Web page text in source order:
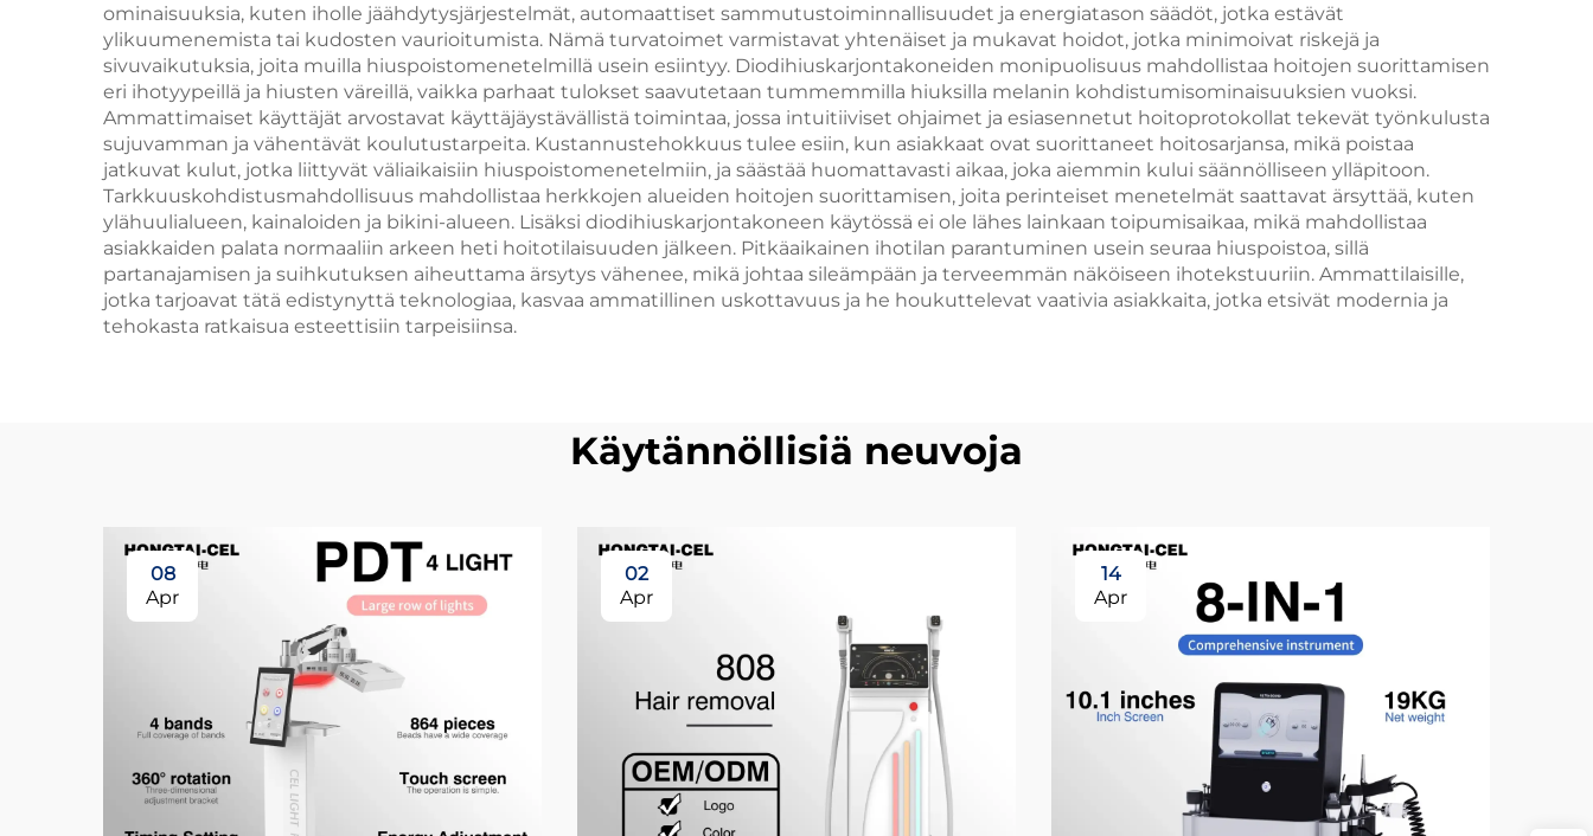
ominaisuuksia, kuten iholle jäähdytysjärjestelmät, automaattiset sammutustoiminnallisuudet ja energiatason säädöt, jotka estävät
ylikuumenemista tai kudosten vaurioitumista. Nämä turvatoimet varmistavat yhtenäiset ja mukavat hoidot, jotka minimoivat riskejä ja
sivuvaikutuksia, joita muilla hiuspoistomenetelmillä usein esiintyy. Diodihiuskarjontakoneiden monipuolisuus mahdollistaa hoitojen suorittamisen
eri ihotyypeillä ja hiusten väreillä, vaikka parhaat tulokset saavutetaan tummemmilla hiuksilla melanin kohdistumisominaisuuksien vuoksi.
Ammattimaiset käyttäjät arvostavat käyttäjäystävällistä toimintaa, jossa intuitiiviset ohjaimet ja esiasennetut hoitoprotokollat tekevät työnkulusta
sujuvamman ja vähentävät koulutustarpeita. Kustannustehokkuus tulee esiin, kun asiakkaat ovat suorittaneet hoitosarjansa, mikä poistaa
jatkuvat kulut, jotka liittyvät väliaikaisiin hiuspoistomenetelmiin, ja säästää huomattavasti aikaa, joka aiemmin kului säännölliseen ylläpitoon.
Tarkkuuskohdistusmahdollisuus mahdollistaa herkkojen alueiden hoitojen suorittamisen, joita perinteiset menetelmät saattavat ärsyttää, kuten
ylähuulialueen, kainaloiden ja bikini-alueen. Lisäksi diodihiuskarjontakoneen käytössä ei ole lähes lainkaan toipumisaikaa, mikä mahdollistaa
asiakkaiden palata normaaliin arkeen heti hoitotilaisuuden jälkeen. Pitkäaikainen ihotilan parantuminen usein seuraa hiuspoistoa, sillä
partanajamisen ja suihkutuksen aiheuttama ärsytys vähenee, mikä johtaa sileämpään ja terveemmän näköiseen ihotekstuuriin. Ammattilaisille,
jotka tarjoavat tätä edistynyttä teknologiaa, kasvaa ammatillinen uskottavuus ja he houkuttelevat vaativia asiakkaita, jotka etsivät modernia ja
tehokasta ratkaisua esteettisiin tarpeisiinsa.
Käytännöllisiä neuvoja
08
Apr
02
Apr
14
Apr